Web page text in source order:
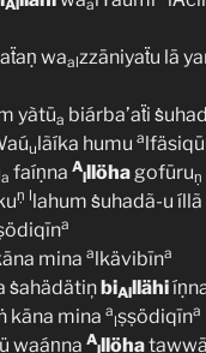
Al a
waalzzāniyaẗu lā
yàtūa biárba’aẗi
ulãíka humu a
a faíṇna A
lllöhagofūruṇ
ṇ llahum ṡuhadã-u
a
mina alkävibīna
ṡahädätiņ biAlllähi
kāna mina a
lṣṣödiqīna
waáṇna A llöha